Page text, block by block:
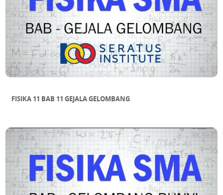
FISIKA 11 BAB 11 GEJALA GELOMBANG